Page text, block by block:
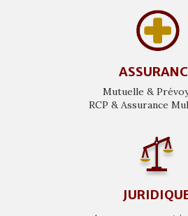
Mutuelle &
RCP & Assurance